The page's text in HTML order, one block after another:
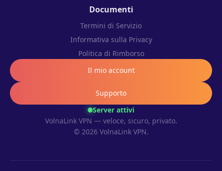
Server attivi
VolnaLink VPN — veloce, sicuro, privato.
© 2026 VolnaLink VPN.
Documenti
Termini di Servizio
Informativa sulla Privacy
Politica di Rimborso
Il mio account
Supporto